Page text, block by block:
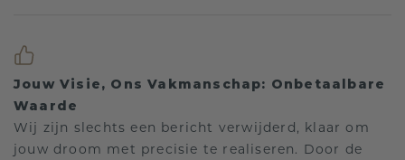
Jouw Visie, Ons Vakmanschap: Onbetaalbare
Waarde
Wij zijn slechts een bericht verwijderd, klaar om
jouw droom met precisie te realiseren. Door de